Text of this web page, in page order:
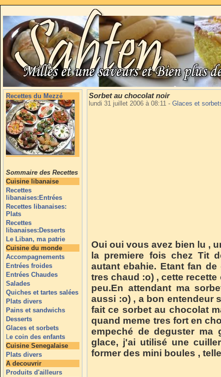
Recettes du Mezzé
Sommaire des Recettes
Cuisine libanaise
Recettes
libanaises:Entrées
Recettes libanaises:
Plats
Recettes
libanaises:Desserts
Le Liban, ma patrie
Cuisine du monde
Accompagnements
Entrées froides
Entrées Chaudes
Salades
Quiches et tartes salées
Plats divers
Pains et sandwichs
Desserts
Glaces et sorbets
Le coin des enfants
Cuisine Senegalaise
Plats divers
A decouvrir
Produits d'ailleurs
Sorbet au chocolat noir
lundi 31 juillet 2006 à 08:11 - Glaces et
Oui oui vous avez bien lu ,
la premiere fois chez Tit
autant ebahie. Etant fan
tres chaud :o) , cette
peu.En attendant ma
aussi :o) , a bon entendeur
fait ce sorbet au chocolat
quand meme tres fort en
empeché de deguster ma
glace, j'ai utilisé une
former des mini boules ,